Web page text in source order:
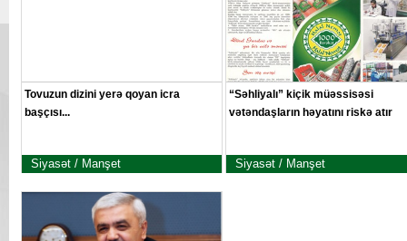
Tovuzun dizini yerə qoyan icra
başçısı...
Siyasət / Manşet
“Səhliyalı” kiçik müəssisəsi
vətəndaşların həyatını riskə atır
Siyasət / Manşet